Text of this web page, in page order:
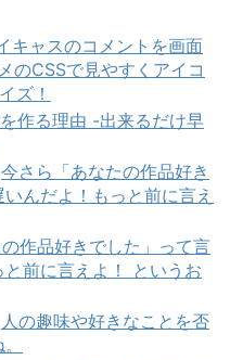
キャスのコメントを画面
のCSSで見やすくアイコ
ズ！
作る理由 -出来るだけ早
今さら「あなたの作品好き
んだよ！もっと前に言え
作品好きでした」って言
前に言えよ！ というお
人の趣味や好きなことを否